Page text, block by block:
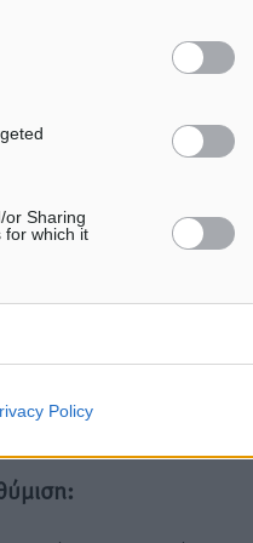
or Sharing
for which it
Policy
· 13:54